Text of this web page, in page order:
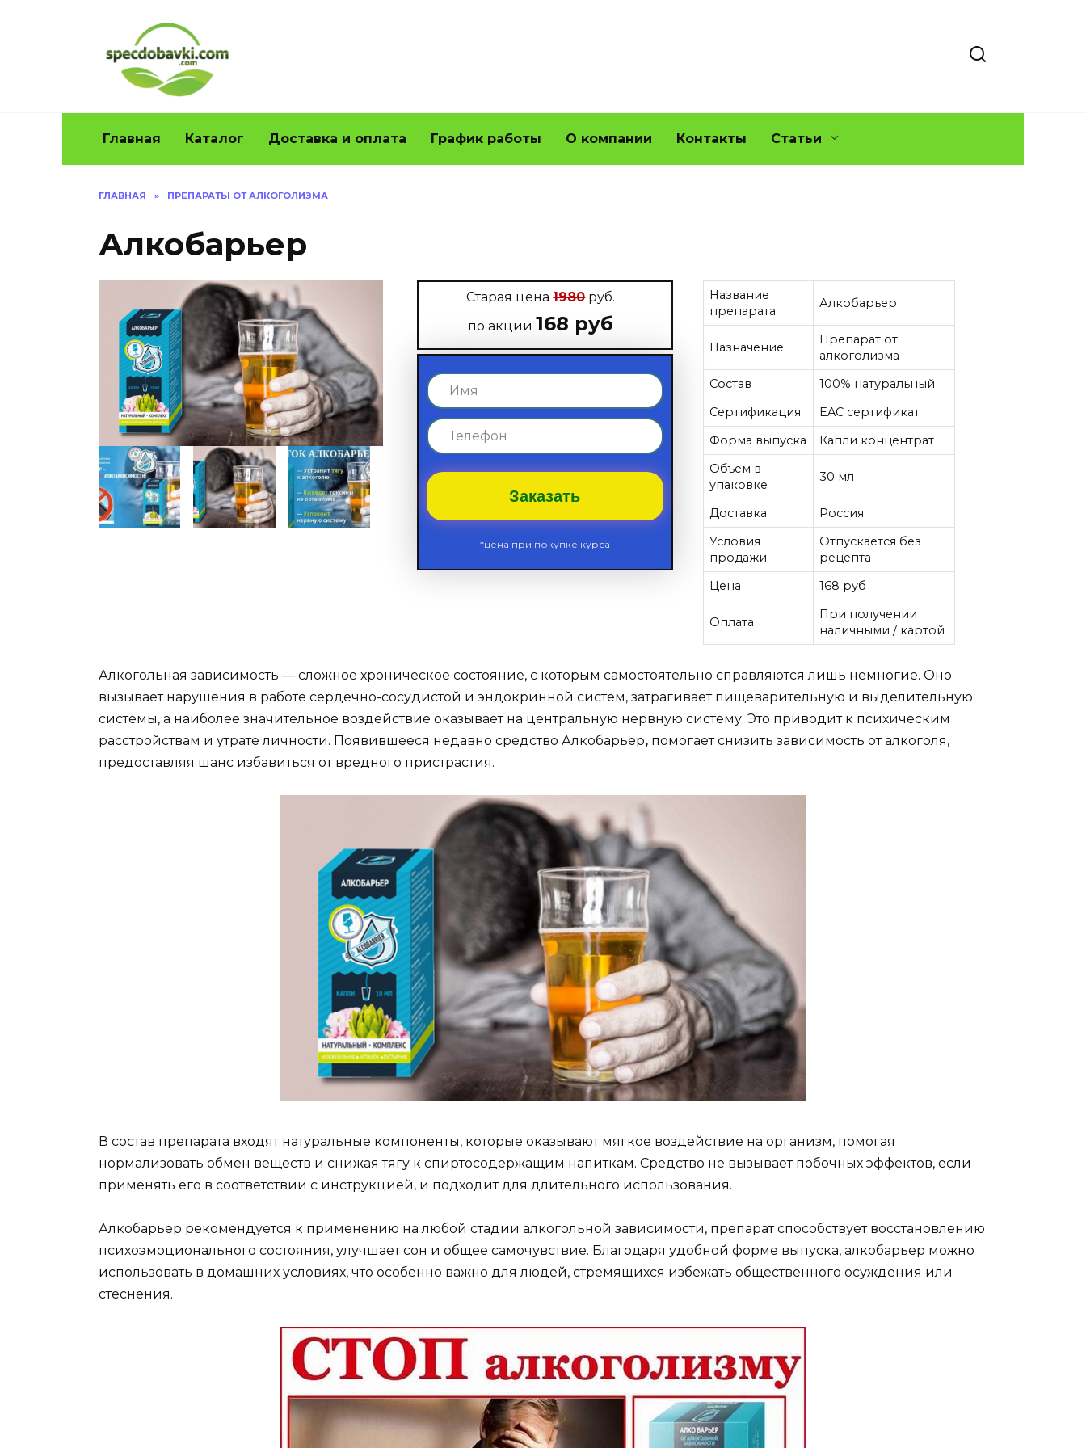
Главная Каталог Доставка и оплата График работы О компании Контакты Статьи
ГЛАВНАЯ » ПРЕПАРАТЫ ОТ АЛКОГОЛИЗМА
Алкобарьер
Старая цена1980руб.
по акции 168 руб
Заказать
*цена при покупке курса
Название
препарата
Алкобарьер
Назначение
Препарат от
алкоголизма
Состав
100% натуральный
Сертификация
EAC сертификат
Форма выпуска
Капли концентрат
Объем в
упаковке
30 мл
Доставка
Россия
Условия
продажи
Отпускается без
рецепта
Цена
168 руб
Оплата
При получении
наличными / картой
Алкогольная зависимость — сложное хроническое состояние, с которым самостоятельно справляются лишь немногие. Оно
вызывает нарушения в работе сердечно-сосудистой и эндокринной систем, затрагивает пищеварительную и выделительную
системы, а наиболее значительное воздействие оказывает на центральную нервную систему. Это приводит к психическим
расстройствам и утрате личности. Появившееся недавно средство Алкобарьер, помогает снизить зависимость от алкоголя,
предоставляя шанс избавиться от вредного пристрастия.
В состав препарата входят натуральные компоненты, которые оказывают мягкое воздействие на организм, помогая
нормализовать обмен веществ и снижая тягу к спиртосодержащим напиткам. Средство не вызывает побочных эффектов, если
применять его в соответствии с инструкцией, и подходит для длительного использования.
Алкобарьер рекомендуется к применению на любой стадии алкогольной зависимости, препарат способствует восстановлению
психоэмоционального состояния, улучшает сон и общее самочувствие. Благодаря удобной форме выпуска, алкобарьер можно
использовать в домашних условиях, что особенно важно для людей, стремящихся избежать общественного осуждения или
стеснения.